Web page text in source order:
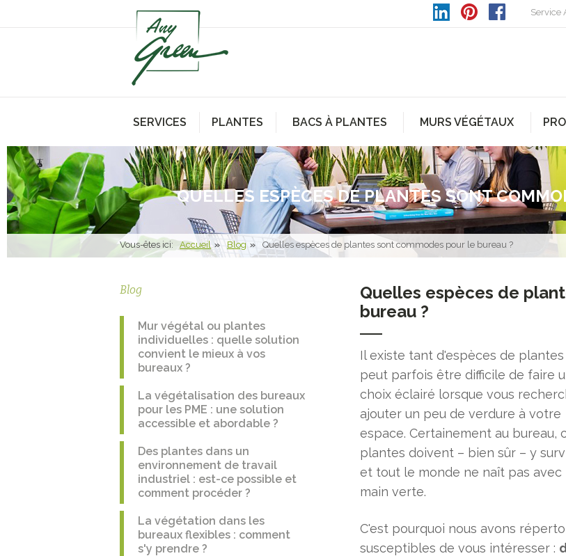
Service
SERVICES PLANTES BACS À PLANTES MURS VÉGÉTAUX
QUELLES ESPÈCES DE PLANTES SONT
Vous-êtes ici: Accueil Blog Quelles espèces de plantes sont commodes pour le bureau ?
Quelles espèces de
bureau ?
Il existe tant d'espèces de plantes
peut parfois être difficile de faire
choix éclairé lorsque vous
ajouter un peu de verdure à votre
espace. Certainement au bureau,
plantes doivent – bien sûr – y
et tout le monde ne naît pas avec
main verte.
C'est pourquoi nous avons
susceptibles de vous intéresser :
Blog
Mur végétal ou plantes
individuelles : quelle solution
convient le mieux à vos
bureaux ?
La végétalisation des bureaux
pour les PME : une solution
accessible et abordable ?
Des plantes dans un
environnement de travail
industriel : est-ce possible et
comment procéder ?
La végétation dans les
bureaux flexibles : comment
s'y prendre ?